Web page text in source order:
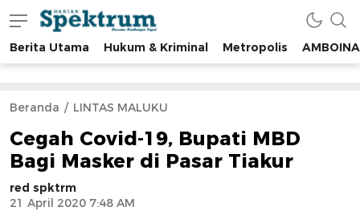
spektrumonline.com
Berita Utama Hukum & Kriminal Metropolis AMBOINA
Beranda LINTAS MALUKU
Cegah Covid-19, Bupati MBD
Bagi Masker di Pasar Tiakur
red spktrm
21 April 2020 7:48 AM